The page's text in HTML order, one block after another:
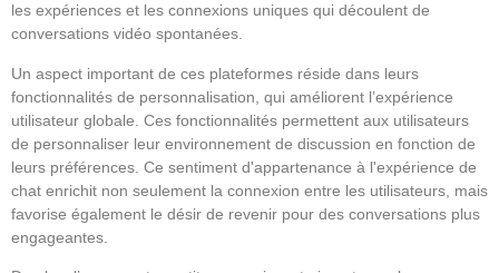
les expériences et les connexions uniques qui découlent de
conversations vidéo spontanées.
Un aspect important de ces plateformes réside dans leurs
fonctionnalités de personnalisation, qui améliorent l’expérience
utilisateur globale. Ces fonctionnalités permettent aux utilisateurs
de personnaliser leur environnement de discussion en fonction de
leurs préférences. Ce sentiment d'appartenance à l'expérience de
chat enrichit non seulement la connexion entre les utilisateurs, mais
favorise également le désir de revenir pour des conversations plus
engageantes.